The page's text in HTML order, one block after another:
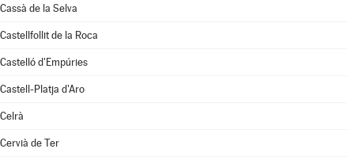
Cassà de la Selva
Castellfollit de la Roca
Castelló d'Empúries
Castell-Platja d'Aro
Celrà
Cervià de Ter